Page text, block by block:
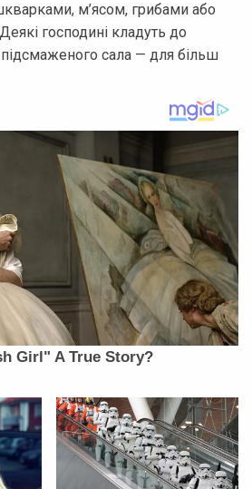
м’ясом, грибами або
господині кладуть до
сала — для більш